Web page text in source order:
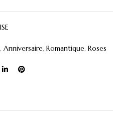
,Anniversaire,Romantique,Roses